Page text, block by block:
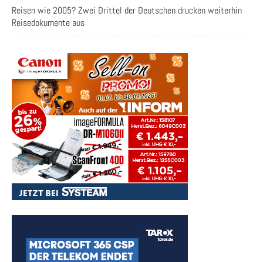
Reisen wie 2005? Zwei Drittel der Deutschen drucken weiterhin
Reisedokumente aus